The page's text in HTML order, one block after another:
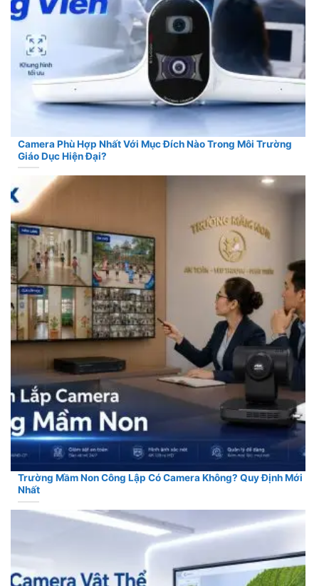
Camera Phù Hợp Nhất Với Mục Đích Nào Trong Môi Trường
Giáo Dục Hiện Đại?
Trường Mầm Non Công Lập Có Camera Không? Quy Định Mới
Nhất